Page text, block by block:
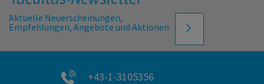
Aktuelle Neuerscheinungen,
Empfehlungen, Angebote und Aktionen
+43-1-3105356